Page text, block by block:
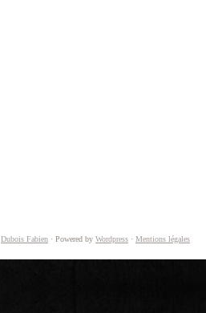
Dubois Fabien · Powered by Wordpress · Mentions légales